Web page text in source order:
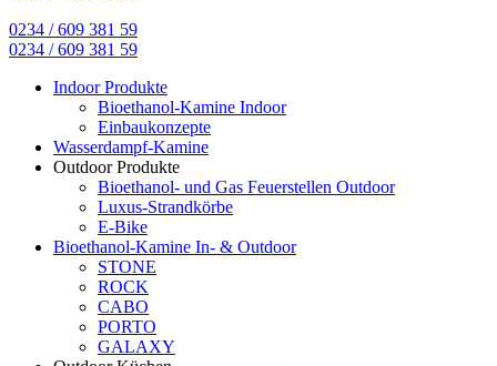
0234 / 609 381 59
0234 / 609 381 59
Indoor Produkte
Bioethanol-Kamine Indoor
Einbaukonzepte
Wasserdampf-Kamine
Outdoor Produkte
Bioethanol- und Gas Feuerstellen Outdoor
Luxus-Strandkörbe
E-Bike
Bioethanol-Kamine In- & Outdoor
STONE
ROCK
CABO
PORTO
GALAXY